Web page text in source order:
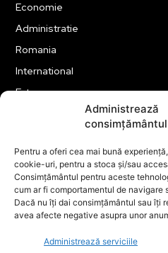
Administrează
consimțământul
Pentru a oferi cea mai bună
cookie-uri, pentru a stoca și/sau
Consimțământul pentru aceste
cum ar fi comportamentul de navigare
Dacă nu îți dai consimțământul sau îți
avea afecte negative asupra unor
Administrează serviciile
Economie
Administratie
Romania
International
Externe
Tehnologie
Financiar
ABUZURI
Social
Educatie